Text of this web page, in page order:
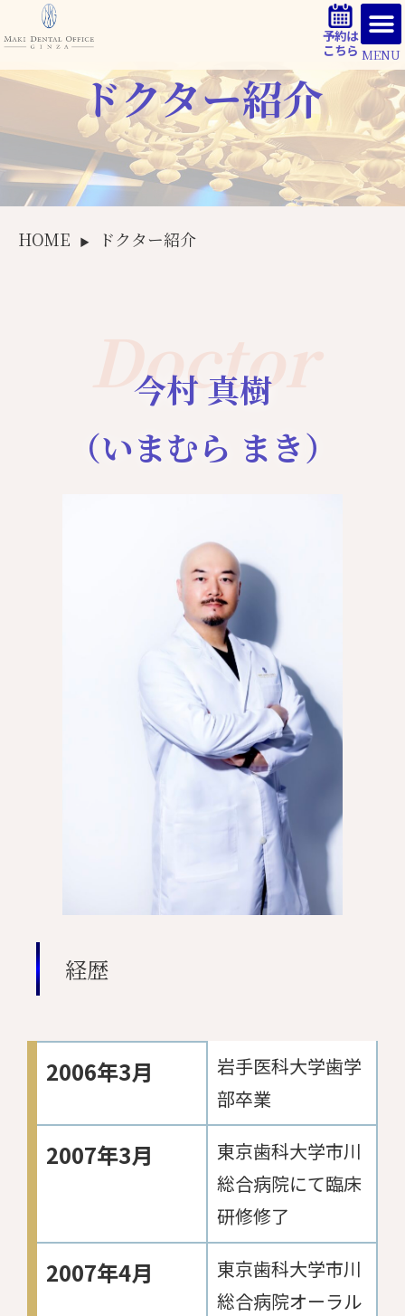
予約は
こちら MENU
ドクター紹介
HOME ▶ ドクター紹介
Doctor
今村 真樹
（いまむら まき）
経歴
2006年3月
岩手医科大学歯学
部卒業
2007年3月
東京歯科大学市川
総合病院にて臨床
研修修了
2007年4月
東京歯科大学市川
総合病院オーラル